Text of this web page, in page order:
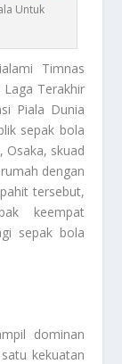
Untuk
Timnas
Laga Terakhir
Piala Dunia
sepak bola
Osaka, skuad
dengan
tersebut,
keempat
sepak bola
dominan
kekuatan